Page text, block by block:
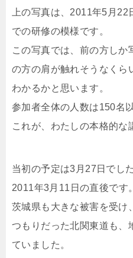
上の写真は、2011年5月22
での研修の模様です。
この写真では、前の方しか
の方の肩が触れそうなくら
わかるかと思います。
参加者全体の人数は150名
これが、わたしの本格的な
当初の予定は3月27日でした
2011年3月11日の直後です。
茨城県も大きな被害を受け
つもりだった北関東道も、
ていました。